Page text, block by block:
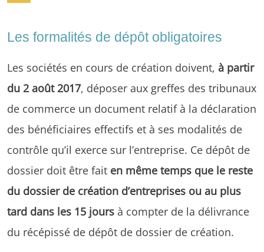
Les formalités de dépôt obligatoires
Les sociétés en cours de création doivent, à partir
du 2 août 2017, déposer aux greffes des tribunaux
de commerce un document relatif à la déclaration
des bénéficiaires effectifs et à ses modalités de
contrôle qu’il exerce sur l’entreprise. Ce dépôt de
dossier doit être fait en même temps que le reste
du dossier de création d’entreprises ou au plus
tard dans les 15 jours à compter de la délivrance
du récépissé de dépôt de dossier de création.